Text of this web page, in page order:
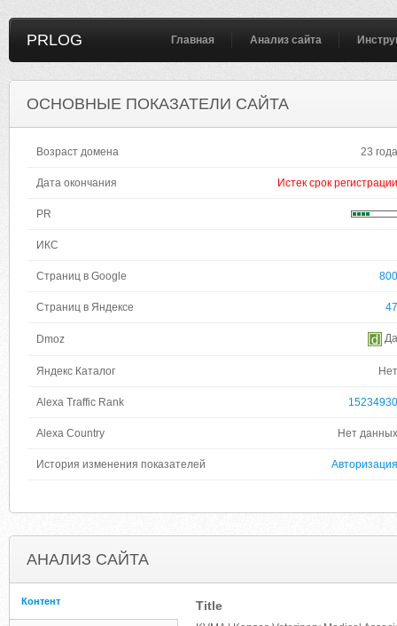
PRLOG Главная Анализ сайта
ОСНОВНЫЕ ПОКАЗАТЕЛИ САЙТА
Возраст домена 23 года
Дата окончания Истек срок регистрации
PR
ИКС
Страниц в Google 800
Страниц в Яндексе 47
Dmoz Да
Яндекс Каталог Нет
Alexa Traffic Rank 15234930
Alexa Country Нет данных
История изменения показателей Авторизация
АНАЛИЗ САЙТА
Контент Title